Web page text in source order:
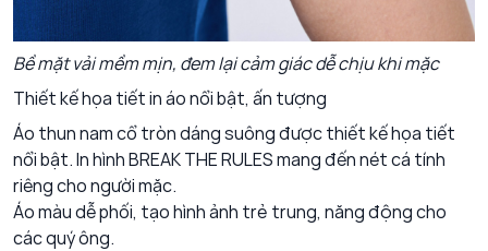
Bề mặt vải mềm mịn, đem lại cảm giác dễ chịu khi mặc
Thiết kế họa tiết in áo nổi bật, ấn tượng
Áo thun nam cổ tròn dáng suông được thiết kế họa tiết
nổi bật. In hình BREAK THE RULES mang đến nét cá tính
riêng cho người mặc.
Áo màu dễ phối, tạo hình ảnh trẻ trung, năng động cho
các quý ông.